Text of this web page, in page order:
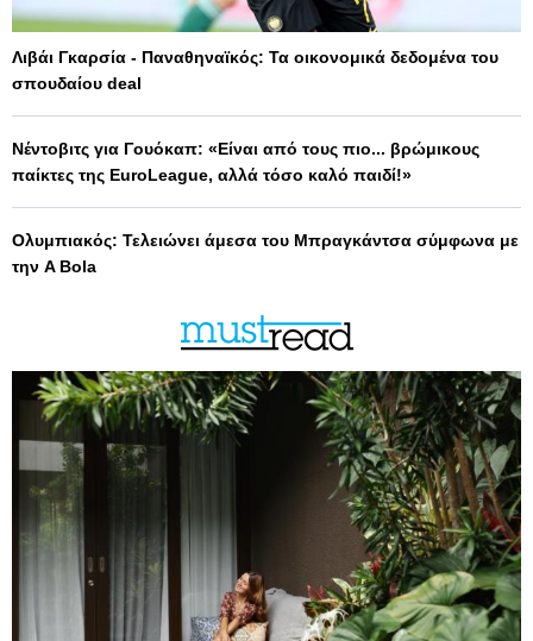
Λιβάι Γκαρσία - Παναθηναϊκός: Τα οικονομικά δεδομένα του
σπουδαίου deal
Νέντοβιτς για Γουόκαπ: «Είναι από τους πιο... βρώμικους
παίκτες της EuroLeague, αλλά τόσο καλό παιδί!»
Ολυμπιακός: Τελειώνει άμεσα του Μπραγκάντσα σύμφωνα με
την A Bola